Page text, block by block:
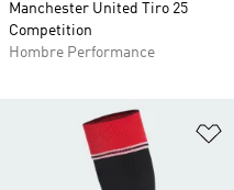
Manchester United Tiro 25
Competition
Hombre Performance